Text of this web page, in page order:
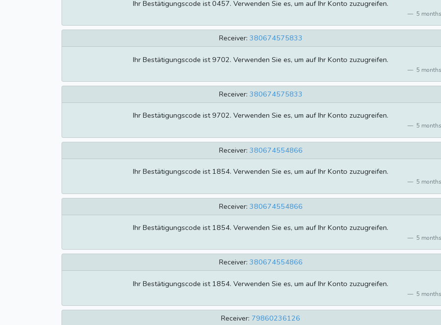
Ihr Bestätigungscode ist 0457. Verwenden Sie es, um auf Ihr Konto zuzugreifen.
5
Receiver: 380674575833
Ihr Bestätigungscode ist 9702. Verwenden Sie es, um auf Ihr Konto zuzugreifen.
5
Receiver: 380674575833
Ihr Bestätigungscode ist 9702. Verwenden Sie es, um auf Ihr Konto zuzugreifen.
5
Receiver: 380674554866
Ihr Bestätigungscode ist 1854. Verwenden Sie es, um auf Ihr Konto zuzugreifen.
5
Receiver: 380674554866
Ihr Bestätigungscode ist 1854. Verwenden Sie es, um auf Ihr Konto zuzugreifen.
5
Receiver: 380674554866
Ihr Bestätigungscode ist 1854. Verwenden Sie es, um auf Ihr Konto zuzugreifen.
5
Receiver: 79860236126